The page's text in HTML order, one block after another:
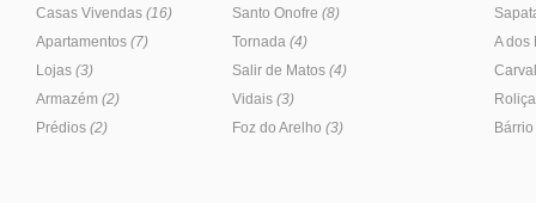
Casas Vivendas (16)
Apartamentos (7)
Lojas (3)
Armazém (2)
Prédios (2)
Santo Onofre (8)
Tornada (4)
Salir de Matos (4)
Vidais (3)
Foz do Arelho (3)
A dos
Bárrio